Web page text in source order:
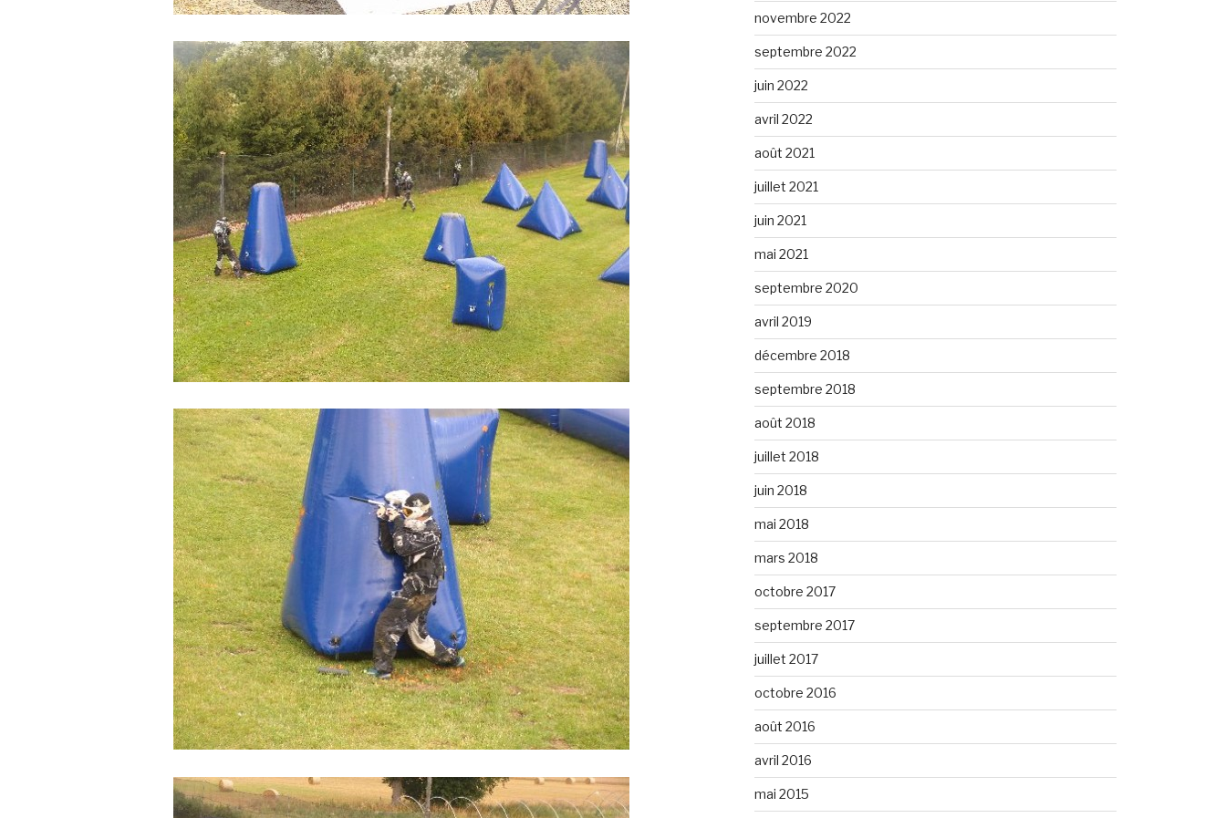
novembre 2022
septembre 2022
juin 2022
avril 2022
août 2021
juillet 2021
juin 2021
mai 2021
septembre 2020
avril 2019
décembre 2018
septembre 2018
août 2018
juillet 2018
juin 2018
mai 2018
mars 2018
octobre 2017
septembre 2017
juillet 2017
octobre 2016
août 2016
avril 2016
mai 2015